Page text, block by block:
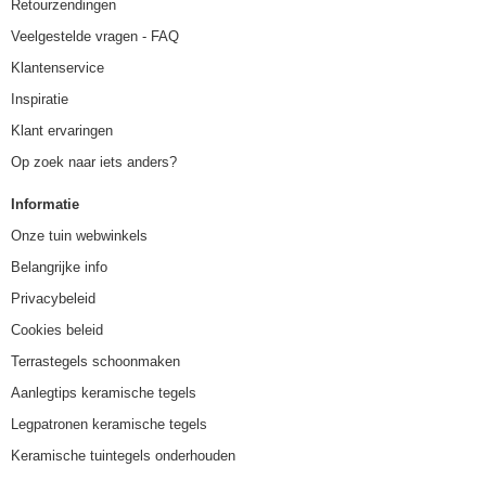
Retourzendingen
Veelgestelde vragen - FAQ
Klantenservice
Inspiratie
Klant ervaringen
Op zoek naar iets anders?
Informatie
Onze tuin webwinkels
Belangrijke info
Privacybeleid
Cookies beleid
Terrastegels schoonmaken
Aanlegtips keramische tegels
Legpatronen keramische tegels
Keramische tuintegels onderhouden